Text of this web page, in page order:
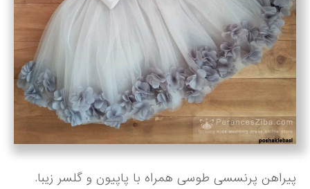
پیراهن پرنسسی طوسی همراه با پاپیون و گلسر زیبا.